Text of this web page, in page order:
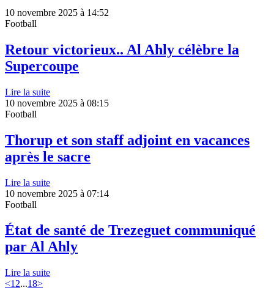
10 novembre 2025 à 14:52
Football
Retour victorieux.. Al Ahly célèbre la
Supercoupe
Lire la suite
10 novembre 2025 à 08:15
Football
Thorup et son staff adjoint en vacances
après le sacre
Lire la suite
10 novembre 2025 à 07:14
Football
État de santé de Trezeguet communiqué
par Al Ahly
Lire la suite
<1 2...18>